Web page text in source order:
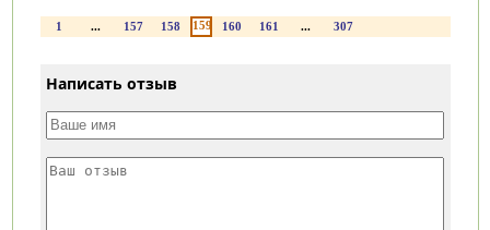
1 ... 157 158 159 160 161 ... 307
Написать отзыв